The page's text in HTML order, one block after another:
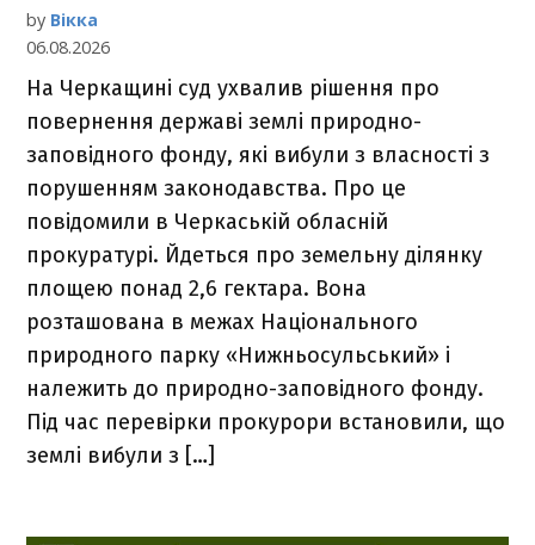
by Вікка
06.08.2026
На Черкащині суд ухвалив рішення про
повернення державі землі природно-
заповідного фонду, які вибули з власності з
порушенням законодавства. Про це
повідомили в Черкаській обласній
прокуратурі. Йдеться про земельну ділянку
площею понад 2,6 гектара. Вона
розташована в межах Національного
природного парку «Нижньосульський» і
належить до природно-заповідного фонду.
Під час перевірки прокурори встановили, що
землі вибули з […]